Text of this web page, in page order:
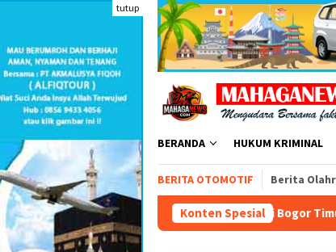
Loncat
konten
tutup
BERANDA HUKUM KRIMINAL
BERITA OTOMOTIF Berita
Konten Spesial
Dorong Ekonomi Bogor Timur, Bupati Rudy Susmanto